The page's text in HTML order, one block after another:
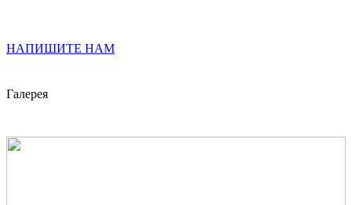
НАПИШИТЕ НАМ
Галерея